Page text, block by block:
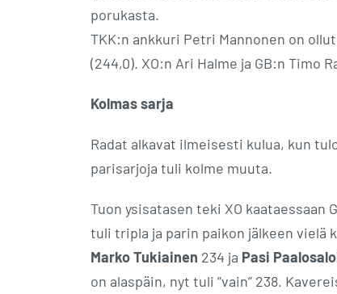
porukasta.
TKK:n ankkuri Petri Mannonen on
(244,0). XO:n Ari Halme ja GB:n Timo
Kolmas sarja
Radat alkavat ilmeisesti kulua, kun
parisarjoja tuli kolme muuta.
Tuon ysisatasen teki XO
tuli tripla ja parin paikon jälkeen vielä
Marko Tukiainen 234 ja Pasi
on alaspäin, nyt tuli ”vain” 238.